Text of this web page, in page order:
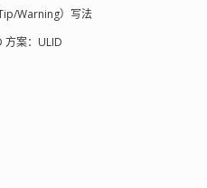
Warning）写法
方案：ULID